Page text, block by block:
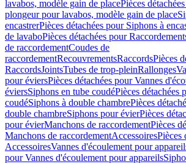
lavabos, modèle gain de placePièces
plongeur pour lavabos, modèle gain de place
encastrerPièces détachées pour Siphons à
de lavaboPièces détachées pour
de raccordementCoudes de
raccordementRecouvrementsRaccordsPièces
RaccordsJointsTubes de trop-pleinRallonges
pour éviersPièces détachées pour Vannes
éviersSiphons en tube coudéPièces détachées
coudéSiphons à double chambrePièces
double chambreSiphons pour évierPièces
pour évierManchons de raccordementPièces
Manchons de raccordementAccessoiresPièces
AccessoiresVannes d'écoulement pour
pour Vannes d'écoulement pour appareils